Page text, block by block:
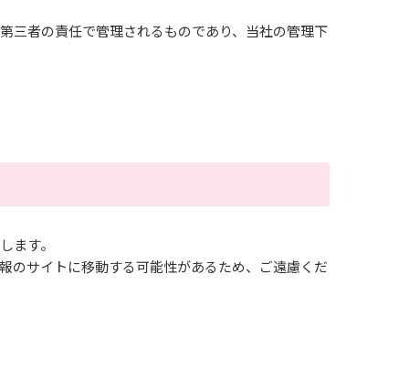
三者の責任で管理されるものであり、当社の管理下
ます。
のサイトに移動する可能性があるため、ご遠慮くだ